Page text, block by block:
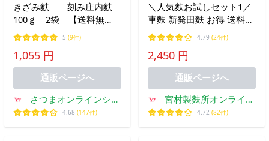
きざみ麩 刻み庄内麩
100ｇ 2袋 【送料無
料】
5 (9件)
1,055 円
通販ページへ
さつまオンラインショ
ップ
4.68 (147件)
＼人気麩お試しセット1／
車麩 新発田麩 お得 送料無
料 ヘルシー タンパク質 プ
レゼント 手土産 麩 備蓄
高たんぱく ダイエット
4.79 (24件)
2,450 円
通販ページへ
宮村製麩所オンライン
ショップ
4.72 (82件)